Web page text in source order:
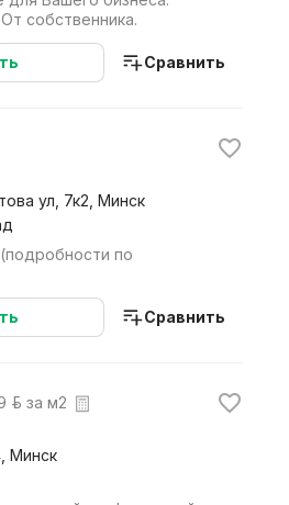
собственника.
Сравнить
ул, 7к2, Минск
по
Сравнить
р. за м2
Минск